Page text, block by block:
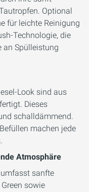
Optional
für leichte Reinigung
Technologie, die
an Spülleistung
Look sind aus
Dieses
schalldämmend.
machen jede
Atmosphäre
sanfte
sowie